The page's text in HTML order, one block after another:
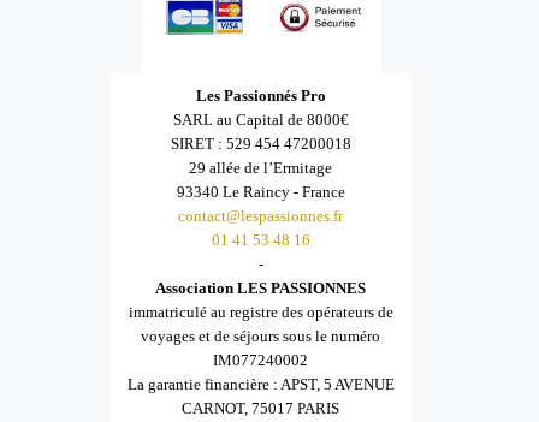
Les Passionnés Pro
SARL au Capital de 8000€
SIRET : 529 454 47200018
29 allée de l’Ermitage
93340 Le Raincy - France
contact@lespassionnes.fr
01 41 53 48 16
-
Association LES PASSIONNES
immatriculé au registre des opérateurs de
voyages et de séjours sous le numéro
IM077240002
La garantie financière : APST, 5 AVENUE
CARNOT, 75017 PARIS